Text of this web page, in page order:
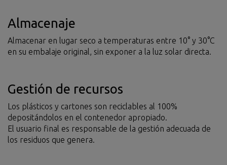
Almacenaje
Almacenar en lugar seco a temperaturas entre 10° y 30°C
en su embalaje original, sin exponer a la luz solar directa.
Gestión de recursos
Los plásticos y cartones son reciclables al 100%
depositándolos en el contenedor apropiado.
El usuario final es responsable de la gestión adecuada de
los residuos que genera.